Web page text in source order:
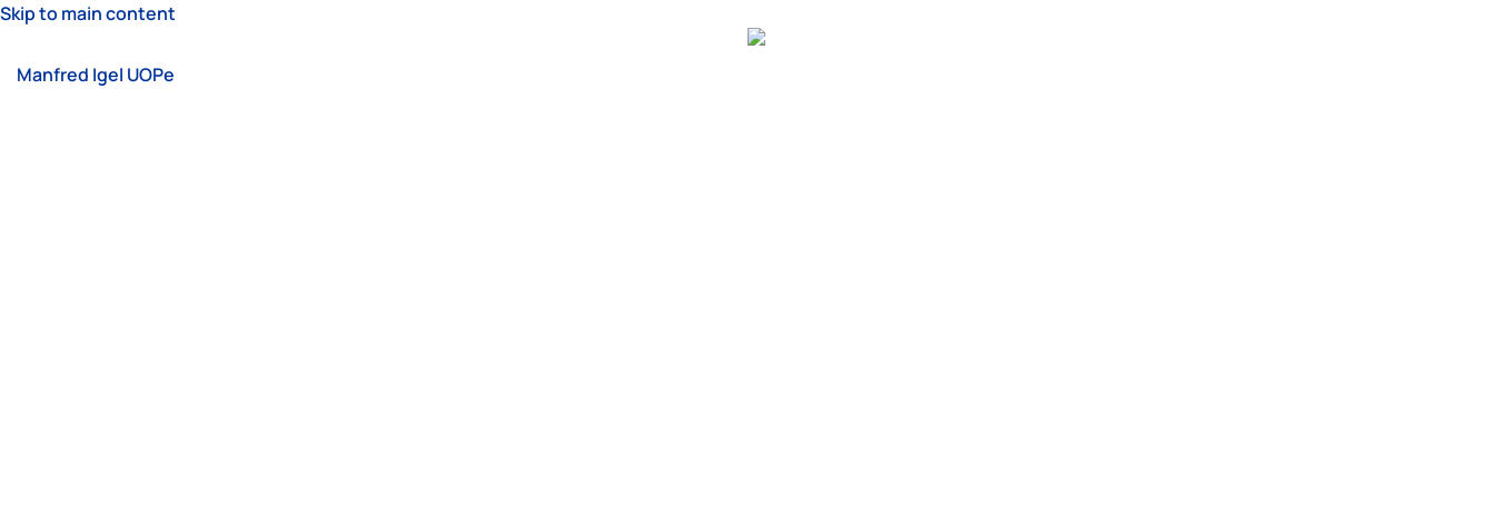
Skip to main content
Manfred Igel UOPe